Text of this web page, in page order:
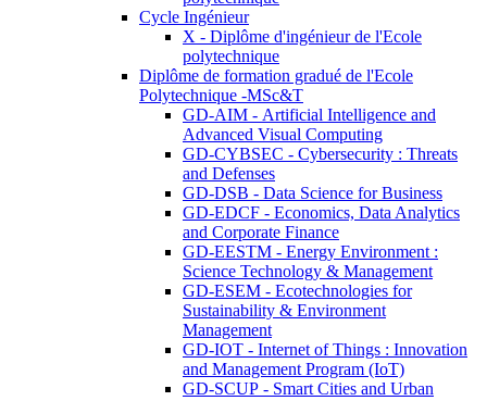
Cycle Ingénieur
X - Diplôme d'ingénieur de l'Ecole
polytechnique
Diplôme de formation gradué de l'Ecole
Polytechnique -MSc&T
GD-AIM - Artificial Intelligence and
Advanced Visual Computing
GD-CYBSEC - Cybersecurity : Threats
and Defenses
GD-DSB - Data Science for Business
GD-EDCF - Economics, Data Analytics
and Corporate Finance
GD-EESTM - Energy Environment :
Science Technology & Management
GD-ESEM - Ecotechnologies for
Sustainability & Environment
Management
GD-IOT - Internet of Things : Innovation
and Management Program (IoT)
GD-SCUP - Smart Cities and Urban